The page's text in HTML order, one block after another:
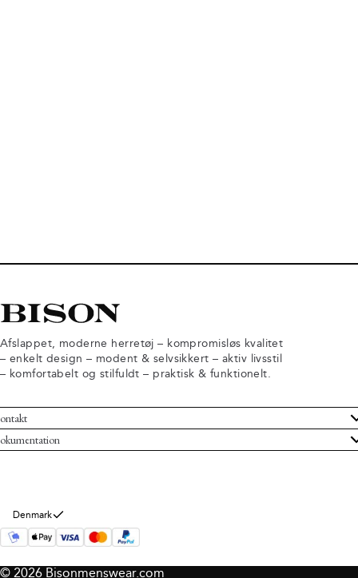
Afslappet, moderne herretøj – kompromisløs kvalitet
– enkelt design – modent & selvsikkert – aktiv livsstil
– komfortabelt og stilfuldt – praktisk & funktionelt.
Bisoninformation
Denmark
© 2026 Bisonmenswear.com